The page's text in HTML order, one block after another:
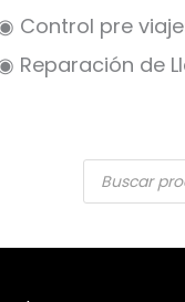
Control pre
Reparación de
Búsqueda
de
productos